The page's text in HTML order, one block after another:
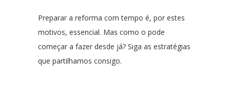
Preparar a reforma com tempo é, por estes
motivos, essencial. Mas como o pode
começar a fazer desde já? Siga as estratégias
que partilhamos consigo.